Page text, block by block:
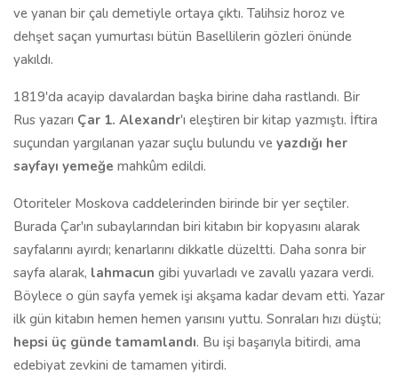
ve yanan bir çalı demetiyle ortaya çıktı. Talihsiz horoz ve
dehşet saçan yumurtası bütün Basellilerin gözleri önünde
yakıldı.
1819'da acayip davalardan başka birine daha rastlandı. Bir
Rus yazarı Çar 1. Alexandr'ı eleştiren bir kitap yazmıştı. İftira
suçundan yargılanan yazar suçlu bulundu ve yazdığı her
sayfayı yemeğe mahkûm edildi.
Otoriteler Moskova caddelerinden birinde bir yer seçtiler.
Burada Çar'ın subaylarından biri kitabın bir kopyasını alarak
sayfalarını ayırdı; kenarlarını dikkatle düzeltti. Daha sonra bir
sayfa alarak, lahmacun gibi yuvarladı ve zavallı yazara verdi.
Böylece o gün sayfa yemek işi akşama kadar devam etti. Yazar
ilk gün kitabın hemen hemen yarısını yuttu. Sonraları hızı düştü;
hepsi üç günde tamamlandı. Bu işi başarıyla bitirdi, ama
edebiyat zevkini de tamamen yitirdi.